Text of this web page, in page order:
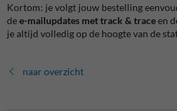
Kortom: je volgt jouw bestelling
dee-mailupdates met track & traceen
je altijd volledig op de hoogte van de
naar overzicht